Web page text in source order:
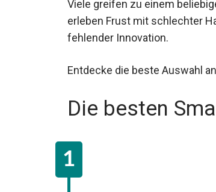
Viele greifen zu einem
erleben Frust mit schlechter
fehlender Innovation.
Entdecke die beste Auswahl
Die besten